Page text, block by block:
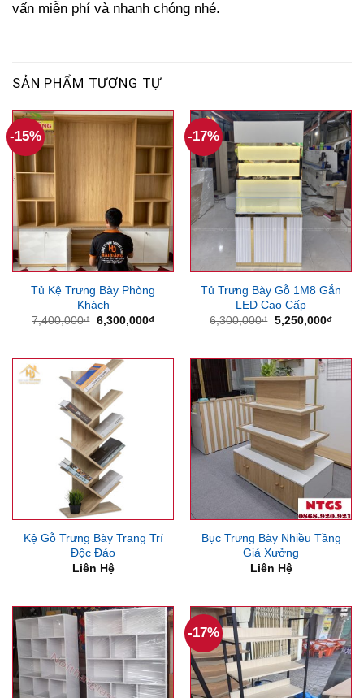
vấn miễn phí và nhanh chóng nhé.
SẢN PHẨM TƯƠNG TỰ
-15%
Tủ Kệ Trưng Bày Phòng
Khách
7,400,000₫ Giá
6,300,000₫Giá
6,300,000₫.
-17%
Tủ Trưng Bày Gỗ 1M8 Gắn
LED Cao Cấp
6,300,000₫ Giá
5,250,000₫Giá
Kệ Gỗ Trưng Bày Trang Trí
Độc Đáo
Liên Hệ
Bục Trưng Bày Nhiều Tầng
Giá Xưởng
Liên Hệ
-17%